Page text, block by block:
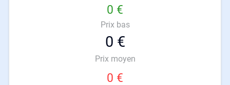
0 €
Prix bas
0 €
Prix moyen
0 €